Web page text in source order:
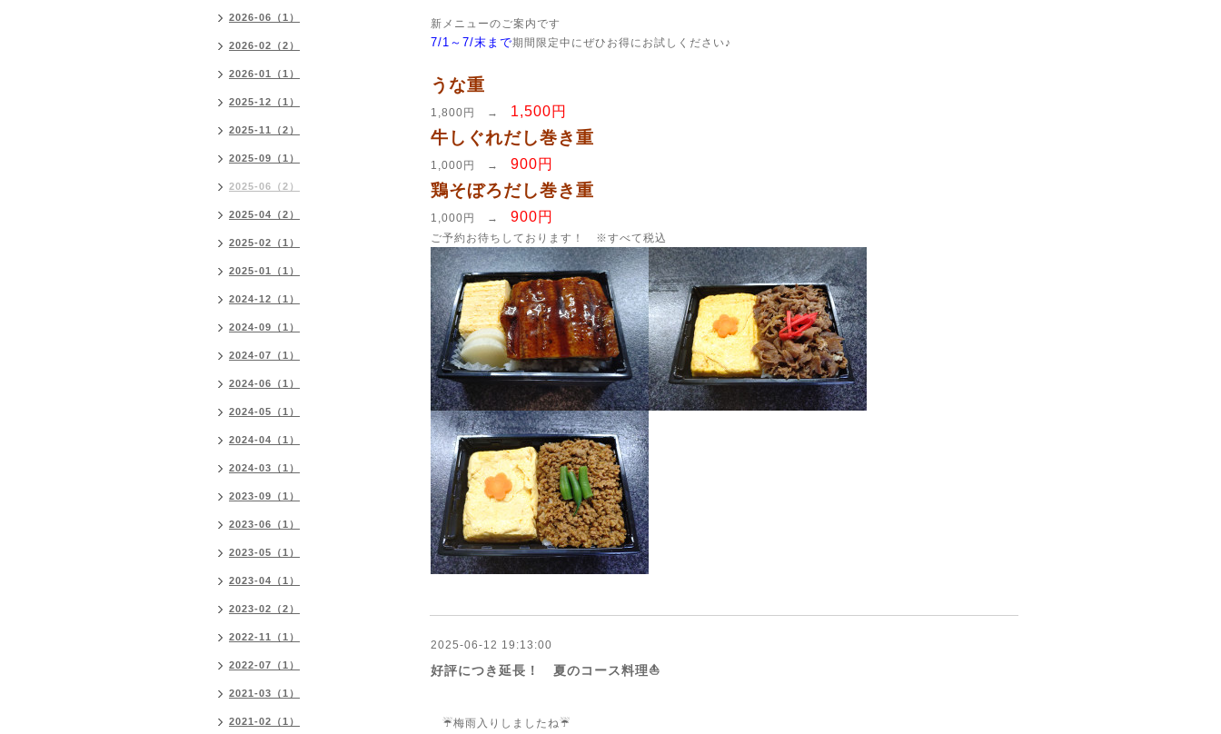
新メニューのご案内です
7/1～7/末まで期間限定中にぜひお得にお試しください♪
うな重
1,800円 → 1,500円
牛しぐれだし巻き重
1,000円 → 900円
鶏そぼろだし巻き重
1,000円 → 900円
ご予約お待ちしております！ ※すべて税込
2025-06-12 19:13:00
好評につき延長！ 夏のコース料理⛵
☔梅雨入りしましたね☔
2026-06（1）
2026-02（2）
2026-01（1）
2025-12（1）
2025-11（2）
2025-09（1）
2025-06（2）
2025-04（2）
2025-02（1）
2025-01（1）
2024-12（1）
2024-09（1）
2024-07（1）
2024-06（1）
2024-05（1）
2024-04（1）
2024-03（1）
2023-09（1）
2023-06（1）
2023-05（1）
2023-04（1）
2023-02（2）
2022-11（1）
2022-07（1）
2021-03（1）
2021-02（1）